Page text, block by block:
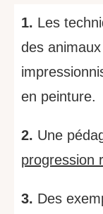
1. Les
des animaux
en peinture.
2. Une
progression
3. Des